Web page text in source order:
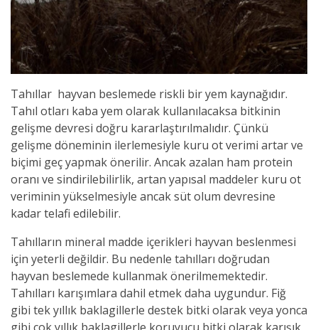
Tahıllar hayvan beslemede riskli bir yem kaynağıdır.
Tahıl otları kaba yem olarak kullanılacaksa bitkinin
gelişme devresi doğru kararlaştırılmalıdır. Çünkü
gelişme döneminin ilerlemesiyle kuru ot verimi artar ve
biçimi geç yapmak önerilir. Ancak azalan ham protein
oranı ve sindirilebilirlik, artan yapısal maddeler kuru ot
veriminin yükselmesiyle ancak süt olum devresine
kadar telafi edilebilir.
Tahılların mineral madde içerikleri hayvan beslenmesi
için yeterli değildir. Bu nedenle tahılları doğrudan
hayvan beslemede kullanmak önerilmemektedir.
Tahılları karışımlara dahil etmek daha uygundur. Fiğ
gibi tek yıllık baklagillerle destek bitki olarak veya yonca